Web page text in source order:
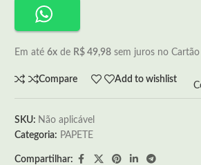
Em até 6xde R$ 49,98sem juros no Cartão
Compare Add to wishlist
SKU: Não aplicável
Categoria: PAPETE
Compartilhar: